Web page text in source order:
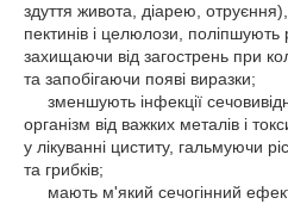
здуття живота, діарею, отруєння),
пектинів і целюлози, поліпшують
захищаючи від загострень при
та запобігаючи появі виразки;
зменшують інфекції
організм від важких металів і
у лікуванні циститу, гальмуючи
та грибків;
мають м'який сечогінний